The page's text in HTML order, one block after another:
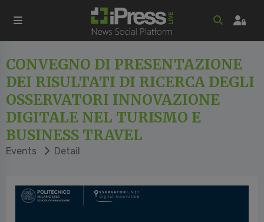
CONVEGNO DI PRESENTAZIONE
DEI RISULTATI DI RICERCA DEGLI
OSSERVATORI INNOVAZIONE
DIGITALE NEL TURISMO E
BUSINESS TRAVEL
Events Detail